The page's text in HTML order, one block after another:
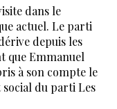
dans le
actuel. Le parti
depuis les
que Emmanuel
à son compte le
du parti Les